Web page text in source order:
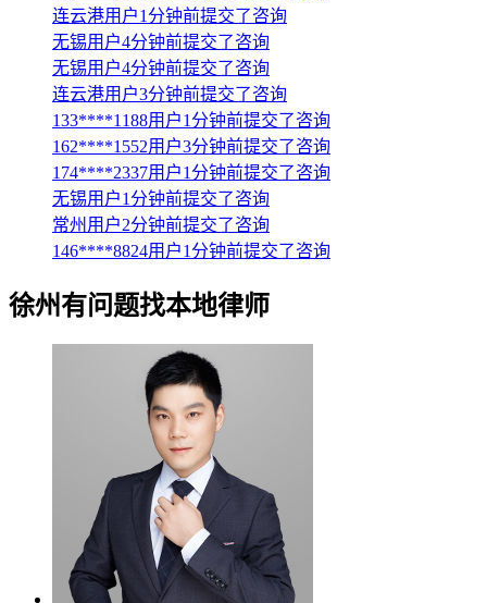
连云港用户1分钟前提交了咨询
无锡用户4分钟前提交了咨询
无锡用户4分钟前提交了咨询
连云港用户3分钟前提交了咨询
133****1188用户1分钟前提交了咨询
162****1552用户3分钟前提交了咨询
174****2337用户1分钟前提交了咨询
无锡用户1分钟前提交了咨询
常州用户2分钟前提交了咨询
146****8824用户1分钟前提交了咨询
徐州有问题找本地律师